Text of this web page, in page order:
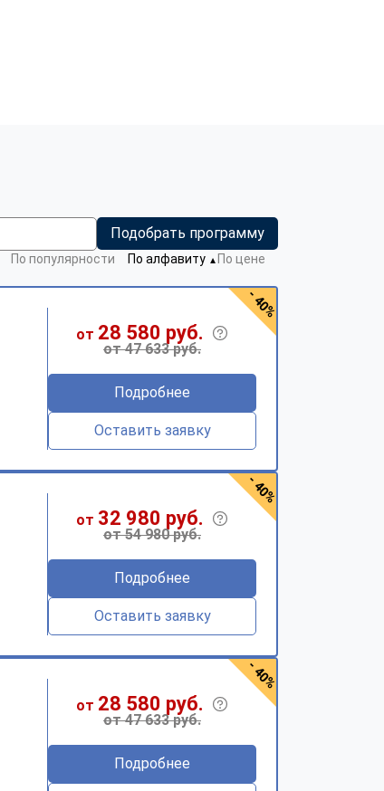
Подобрать программу
По популярности По алфавиту ▼ По цене
от 28 580 руб.
от 47 633 руб.
Подробнее
Оставить заявку
- 40%
от 32 980 руб.
от 54 980 руб.
Подробнее
Оставить заявку
- 40%
от 28 580 руб.
от 47 633 руб.
Подробнее
- 40%